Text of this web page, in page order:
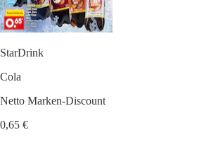
StarDrink
Cola
Netto Marken-Discount
0,65 €